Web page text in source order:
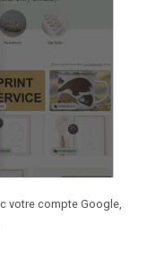
votre compte Google,